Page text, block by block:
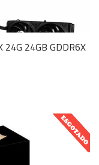
24G 24GB GDDR6X